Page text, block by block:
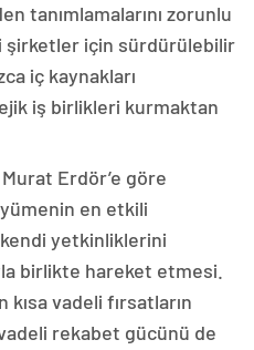
tanımlamalarını zorunlu
şirketler için sürdürülebilir
iç kaynakları
iş birlikleri kurmaktan
Erdör’e göre
en etkili
yetkinliklerini
birlikte hareket etmesi.
vadeli fırsatların
rekabet gücünü de